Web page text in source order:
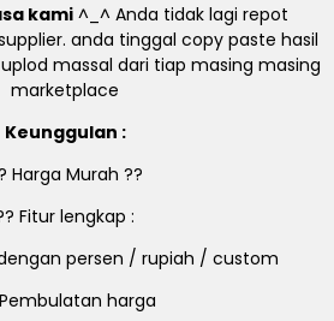
kami ^_^ Anda tidak lagi repot
anda tinggal copy paste hasil
massal dari tiap masing masing
marketplace
Keunggulan :
Harga Murah ??
Fitur lengkap :
persen / rupiah / custom
harga